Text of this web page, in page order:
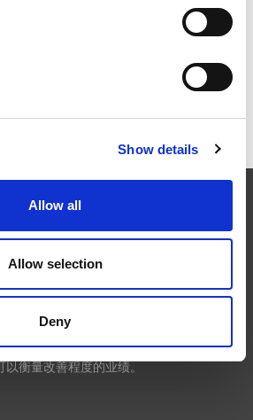
Show details
Allow all
Allow selection
Deny
涡轮机械更锐利的边缘，更强劲的引擎
和医疗等领域，部件的高精度加工对最终
分关键。我们的机床采用完整的加工方法
趋宏公司（EXTRUDE HONE®） 机械加
您看不到的零件表面，并且对其进行成型
以衡量改善程度的业绩。